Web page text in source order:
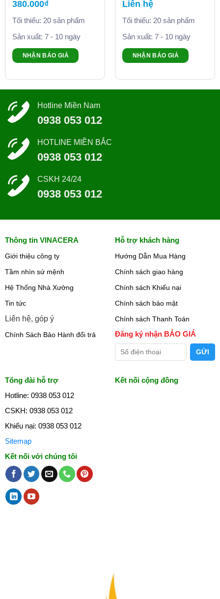
380.000₫
Tối thiểu: 20 sản phẩm
Sản xuất: 7 - 10 ngày
NHẬN BÁO GIÁ
Liên hệ
Tối thiểu: 20 sản phẩm
Sản xuất: 7 - 10 ngày
NHẬN BÁO GIÁ
Hotline Miền Nam
0938 053 012
HOTLINE MIỀN BẮC
0938 053 012
CSKH 24/24
0938 053 012
Thông tin VINACERA
Giới thiệu công ty
Tầm nhìn sứ mệnh
Hệ Thống Nhà Xưởng
Tin tức
Liên hệ, góp ý
Chính Sách Bảo Hành đổi trả
Hỗ trợ khách hàng
Hướng Dẫn Mua Hàng
Chính sách giao hàng
Chính sách Khiếu nại
Chính sách bảo mật
Chính sách Thanh Toán
Đăng ký nhận BÁO GIÁ
Tổng đài hỗ trợ
Hotline: 0938 053 012
CSKH: 0938 053 012
Khiếu nại: 0938 053 012
Sitemap
Kết nối với chúng tôi
Kết nối cộng đồng